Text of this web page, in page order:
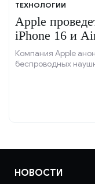
ТЕХНОЛОГИИ
Apple
iPhone 16 и
Купертино
Компания Apple
беспроводных
НОВОСТИ